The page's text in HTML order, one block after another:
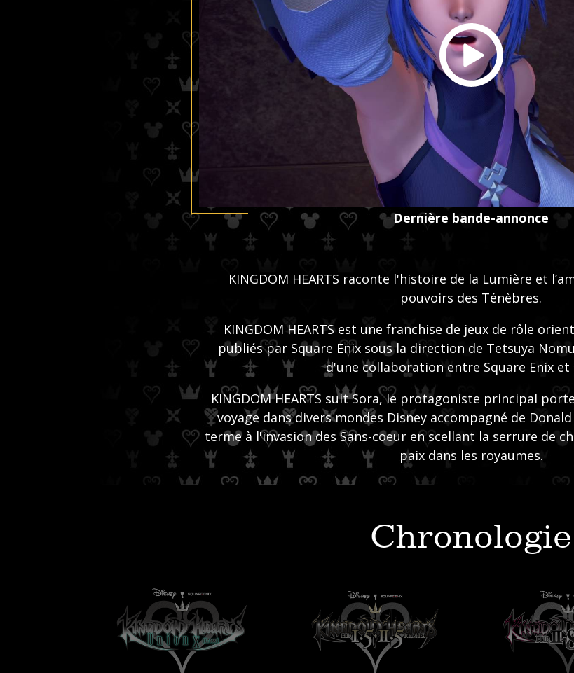
Dernière bande-annonce
KINGDOM HEARTS raconte l'histoire de la Lumière et
pouvoirs des Ténèbres.
KINGDOM HEARTS est une franchise de jeux de rôle
publiés par Square Enix sous la direction de Tetsuya
d'une collaboration entre Square Enix et
KINGDOM HEARTS suit Sora, le protagoniste principal
voyage dans divers mondes Disney accompagné de
terme à l'invasion des Sans-coeur en scellant la serrure de
paix dans les royaumes.
Chronologie